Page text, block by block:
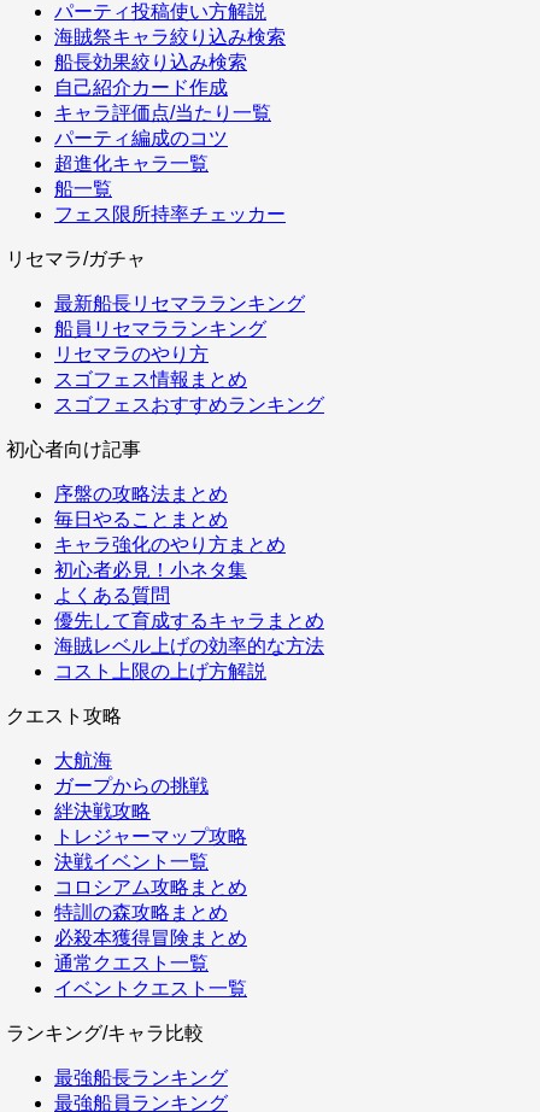
パーティ投稿使い方解説
海賊祭キャラ絞り込み検索
船長効果絞り込み検索
自己紹介カード作成
キャラ評価点/当たり一覧
パーティ編成のコツ
超進化キャラ一覧
船一覧
フェス限所持率チェッカー
リセマラ/ガチャ
最新船長リセマラランキング
船員リセマラランキング
リセマラのやり方
スゴフェス情報まとめ
スゴフェスおすすめランキング
初心者向け記事
序盤の攻略法まとめ
毎日やることまとめ
キャラ強化のやり方まとめ
初心者必見！小ネタ集
よくある質問
優先して育成するキャラまとめ
海賊レベル上げの効率的な方法
コスト上限の上げ方解説
クエスト攻略
大航海
ガープからの挑戦
絆決戦攻略
トレジャーマップ攻略
決戦イベント一覧
コロシアム攻略まとめ
特訓の森攻略まとめ
必殺本獲得冒険まとめ
通常クエスト一覧
イベントクエスト一覧
ランキング/キャラ比較
最強船長ランキング
最強船員ランキング